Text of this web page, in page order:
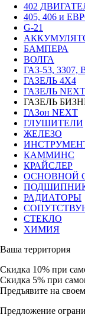
402
405, 406 и
G-21
БАМПЕРА
ВОЛГА
ГАЗ-53,
ГАЗЕЛЬ 4Х4
ГАЗЕЛЬ NEXT
ГАЗЕЛЬ
ГАЗон NEXT
ГЛУШИТЕЛИ
ЖЕЛЕЗО
КАММИНС
КРАЙСЛЕР
ОСНОВНОЙ
РАДИАТОРЫ
СТЕКЛО
ХИМИЯ
Ваша территория
Скидка 10% при
Скидка 5% при
Предъявите на
Предложение